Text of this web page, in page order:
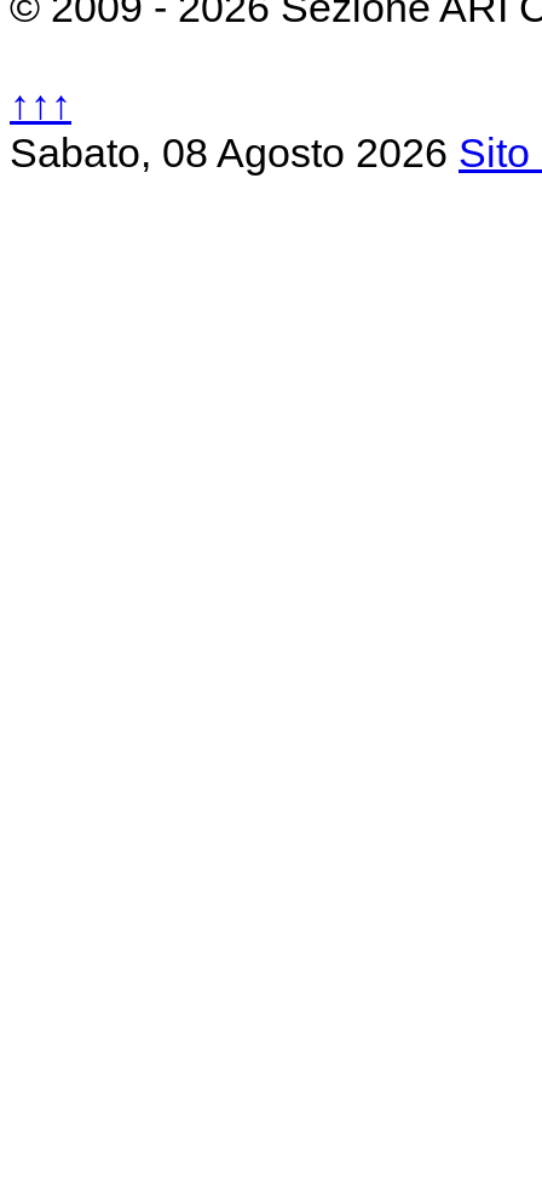
↑↑↑
Sabato, 08 Agosto 2026 Sito